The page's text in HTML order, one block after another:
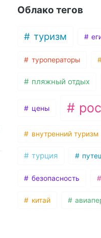
Облако тегов
туризм
туроператоры
пляжный отдых
цены
внутренний туризм
турция
безопасность
китай